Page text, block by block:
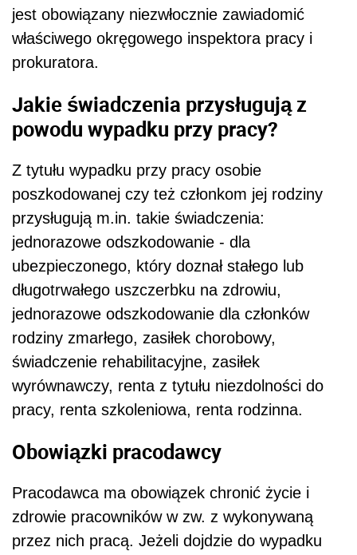
jest obowiązany niezwłocznie zawiadomić
właściwego okręgowego inspektora pracy i
prokuratora.
Jakie świadczenia przysługują z
powodu wypadku przy pracy?
Z tytułu wypadku przy pracy osobie
poszkodowanej czy też członkom jej rodziny
przysługują m.in. takie świadczenia:
jednorazowe odszkodowanie - dla
ubezpieczonego, który doznał stałego lub
długotrwałego uszczerbku na zdrowiu,
jednorazowe odszkodowanie dla członków
rodziny zmarłego, zasiłek chorobowy,
świadczenie rehabilitacyjne, zasiłek
wyrównawczy, renta z tytułu niezdolności do
pracy, renta szkoleniowa, renta rodzinna.
Obowiązki pracodawcy
Pracodawca ma obowiązek chronić życie i
zdrowie pracowników w zw. z wykonywaną
przez nich pracą. Jeżeli dojdzie do wypadku